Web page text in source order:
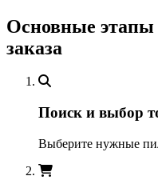
Основные этапы
заказа
Поиск и выбор
Выберите нужные